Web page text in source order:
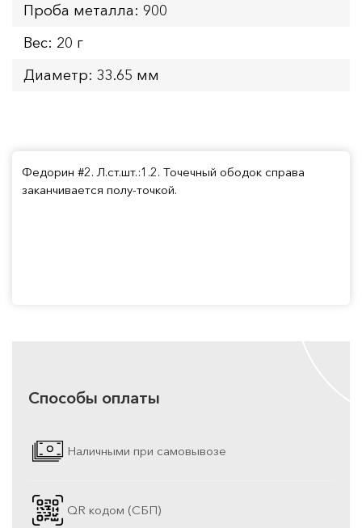
Проба металла: 900
Вес: 20 г
Диаметр: 33.65 мм
Федорин #2. Л.ст.шт.:1.2. Точечный ободок справа
заканчивается полу-точкой.
Способы оплаты
Наличными при самовывозе
QR кодом (СБП)